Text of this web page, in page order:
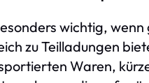
wichtig,
zu Teilladungen
Waren,